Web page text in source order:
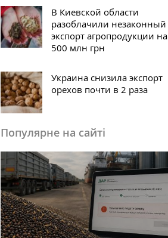
В Киевской области
разоблачили незаконный
экспорт агропродукции на
500 млн грн
Украина снизила экспорт
орехов почти в 2 раза
Популярне на сайті